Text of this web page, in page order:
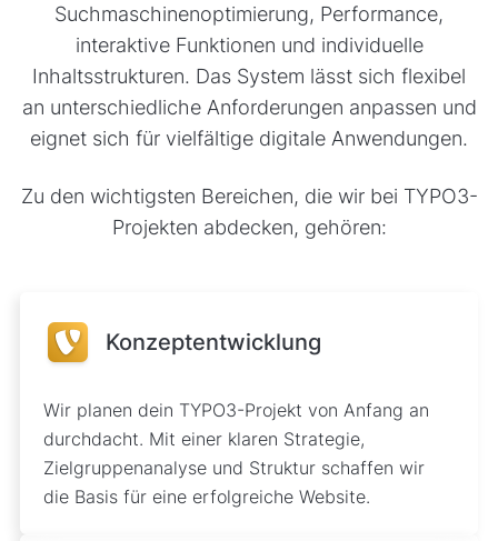
Suchmaschinenoptimierung, Performance,
interaktive Funktionen und individuelle
Inhaltsstrukturen. Das System lässt sich flexibel
an unterschiedliche Anforderungen anpassen und
eignet sich für vielfältige digitale Anwendungen.
Zu den wichtigsten Bereichen, die wir bei TYPO3-
Projekten abdecken, gehören:
Konzeptentwicklung
Wir planen dein TYPO3-Projekt von Anfang an
durchdacht. Mit einer klaren Strategie,
Zielgruppenanalyse und Struktur schaffen wir
die Basis für eine erfolgreiche Website.